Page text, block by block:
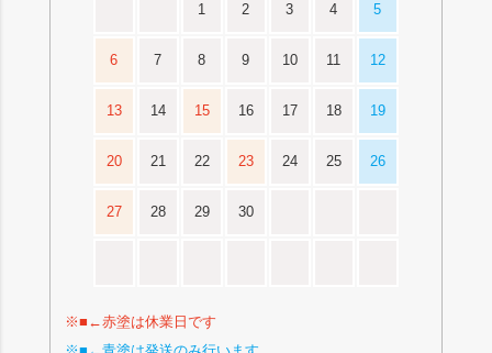
1 2 3 4 5
6 7 8 9 10 11 12
13 14 15 16 17 18 19
20 21 22 23 24 25 26
27 28 29 30
※■←赤塗は休業日です